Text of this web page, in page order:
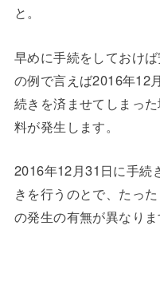
と。
早めに手続をしておけ
の例で言えば2016年12
続きを済ませてしまっ
料が発生します。
2016年12月31日に手続
きを行うのとで、たっ
の発生の有無が異なりま